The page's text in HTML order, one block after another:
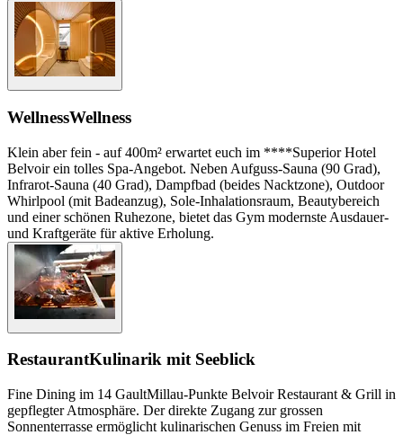
WellnessWellness
Klein aber fein - auf 400m² erwartet euch im ****Superior Hotel
Belvoir ein tolles Spa-Angebot. Neben Aufguss-Sauna (90 Grad),
Infrarot-Sauna (40 Grad), Dampfbad (beides Nacktzone), Outdoor
Whirlpool (mit Badeanzug), Sole-Inhalationsraum, Beautybereich
und einer schönen Ruhezone, bietet das Gym modernste Ausdauer-
und Kraftgeräte für aktive Erholung.
RestaurantKulinarik mit Seeblick
Fine Dining im 14 GaultMillau-Punkte Belvoir Restaurant & Grill in
gepflegter Atmosphäre. Der direkte Zugang zur grossen
Sonnenterrasse ermöglicht kulinarischen Genuss im Freien mit